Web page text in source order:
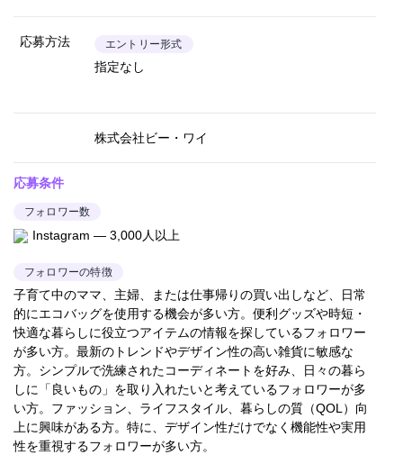
応募方法 エントリー形式
指定なし
株式会社ビー・ワイ
応募条件
フォロワー数
Instagram — 3,000人以上
フォロワーの特徴
子育て中のママ、主婦、または仕事帰りの買い出しなど、日常
的にエコバッグを使用する機会が多い方。便利グッズや時短・
快適な暮らしに役立つアイテムの情報を探しているフォロワー
が多い方。最新のトレンドやデザイン性の高い雑貨に敏感な
方。シンプルで洗練されたコーディネートを好み、日々の暮ら
しに「良いもの」を取り入れたいと考えているフォロワーが多
い方。ファッション、ライフスタイル、暮らしの質（QOL）向
上に興味がある方。特に、デザイン性だけでなく機能性や実用
性を重視するフォロワーが多い方。